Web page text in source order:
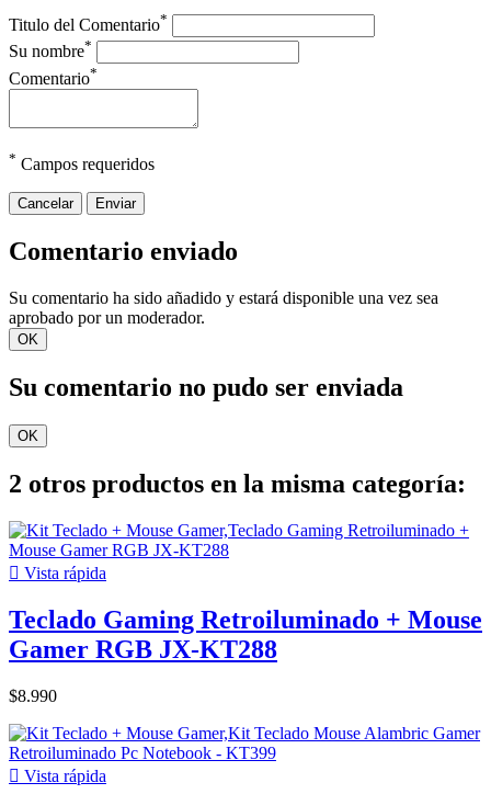
Titulo del Comentario*
Su nombre*
Comentario*
* Campos requeridos
Cancelar Enviar
Comentario enviado
Su comentario ha sido añadido y estará disponible una vez sea
aprobado por un moderador.
OK
Su comentario no pudo ser enviada
OK
2 otros productos en la misma categoría:
 Vista rápida
Teclado Gaming Retroiluminado + Mouse
Gamer RGB JX-KT288
$8.990
 Vista rápida